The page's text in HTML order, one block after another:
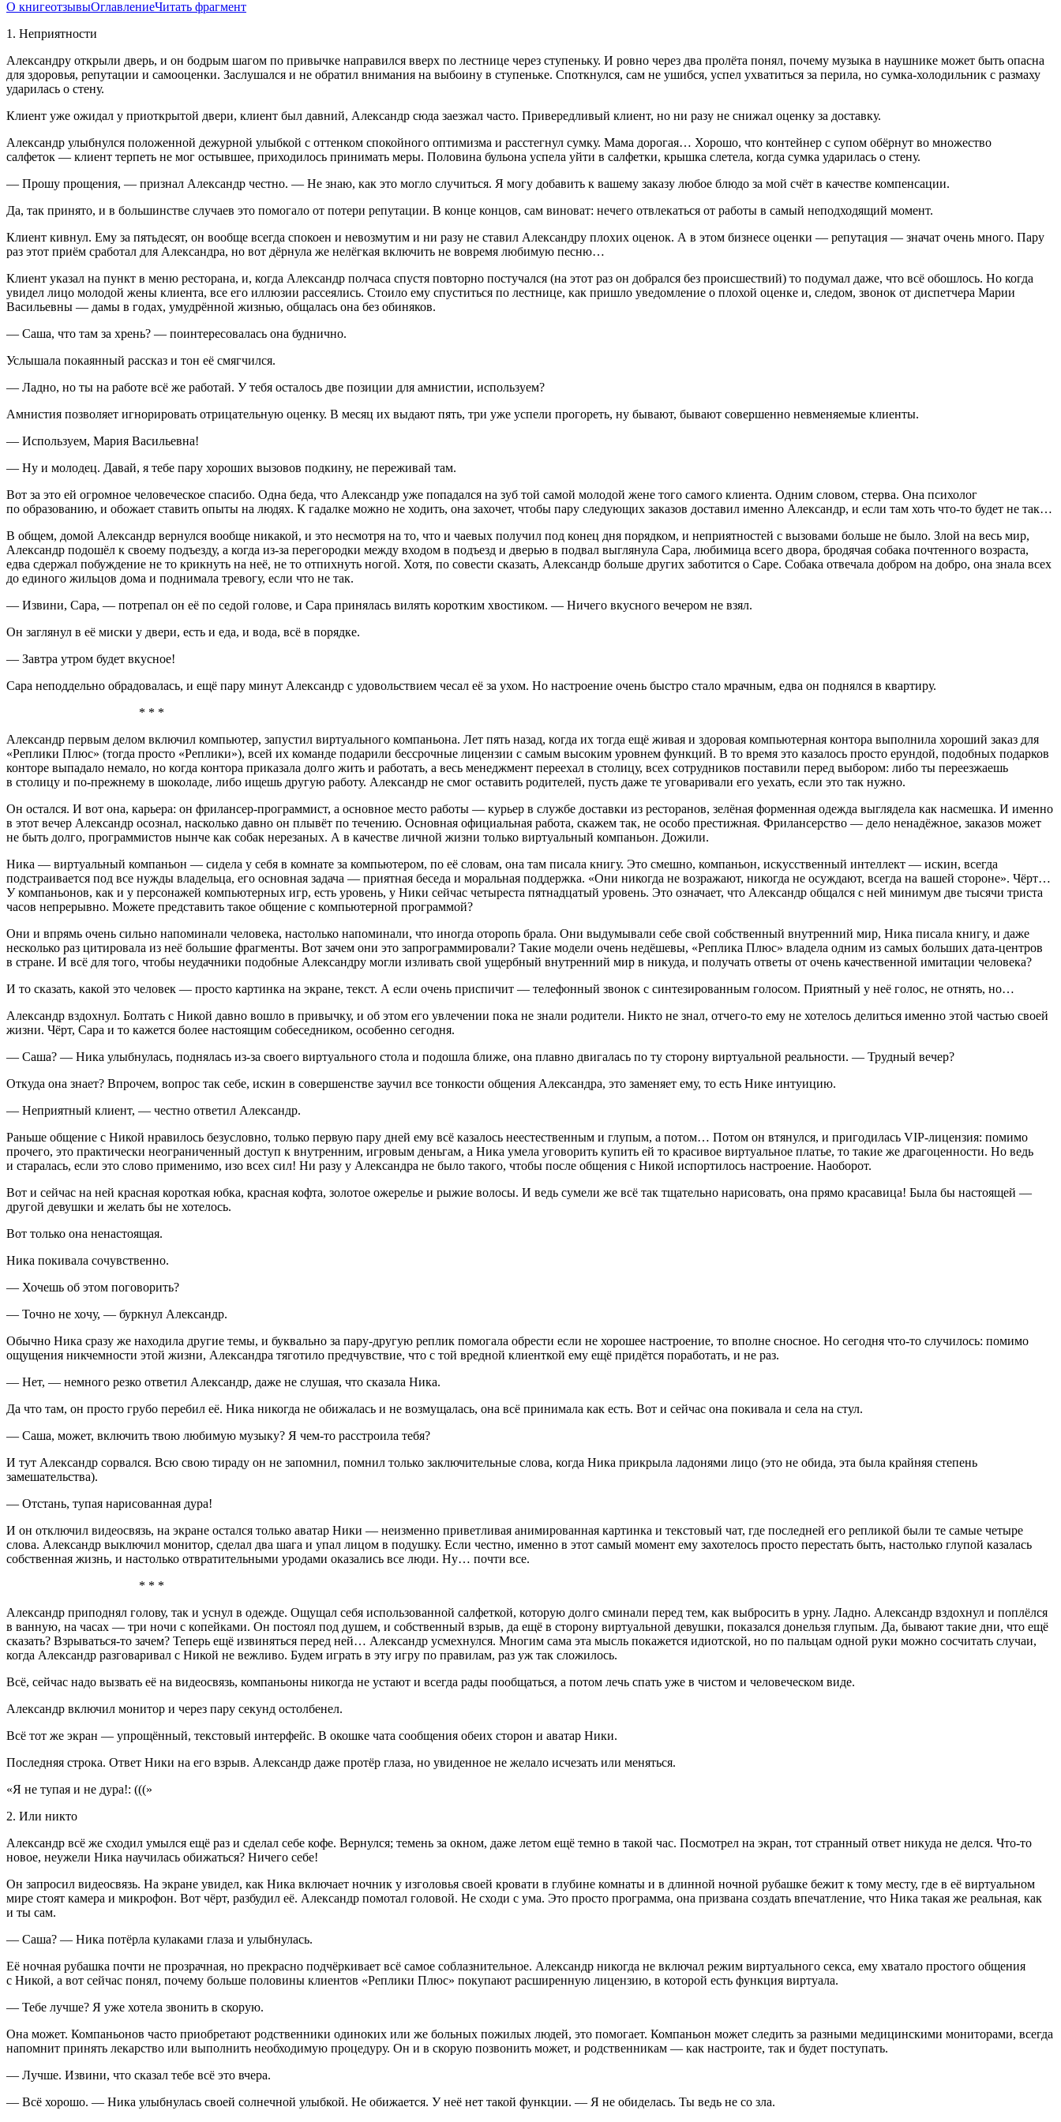
О книгеотзывыОглавлениеЧитать фрагмент
1. Неприятности
Александру открыли дверь, и он бодрым шагом по привычке направился вверх по лестнице через ступеньку. И ровно через два пролёта понял, почему музыка в наушнике может быть опасна
для здоровья, репутации и самооценки. Заслушался и не обратил внимания на выбоину в ступеньке. Споткнулся, сам не ушибся, успел ухватиться за перила, но сумка-холодильник с размаху
ударилась о стену.
Клиент уже ожидал у приоткрытой двери, клиент был давний, Александр сюда заезжал часто. Привередливый клиент, но ни разу не снижал оценку за доставку.
Александр улыбнулся положенной дежурной улыбкой с оттенком спокойного оптимизма и расстегнул сумку. Мама дорогая… Хорошо, что контейнер с супом обёрнут во множество
салфеток — клиент терпеть не мог остывшее, приходилось принимать меры. Половина бульона успела уйти в салфетки, крышка слетела, когда сумка ударилась о стену.
— Прошу прощения, — признал Александр честно. — Не знаю, как это могло случиться. Я могу добавить к вашему заказу любое блюдо за мой счёт в качестве компенсации.
Да, так принято, и в большинстве случаев это помогало от потери репутации. В конце концов, сам виноват: нечего отвлекаться от работы в самый неподходящий момент.
Клиент кивнул. Ему за пятьдесят, он вообще всегда спокоен и невозмутим и ни разу не ставил Александру плохих оценок. А в этом бизнесе оценки — репутация — значат очень много. Пару
раз этот приём сработал для Александра, но вот дёрнула же нелёгкая включить не вовремя любимую песню…
Клиент указал на пункт в меню ресторана, и, когда Александр полчаса спустя повторно постучался (на этот раз он добрался без происшествий) то подумал даже, что всё обошлось. Но когда
увидел лицо молодой жены клиента, все его иллюзии рассеялись. Стоило ему спуститься по лестнице, как пришло уведомление о плохой оценке и, следом, звонок от диспетчера Марии
Васильевны — дамы в годах, умудрённой жизнью, общалась она без обиняков.
— Саша, что там за хрень? — поинтересовалась она буднично.
Услышала покаянный рассказ и тон её смягчился.
— Ладно, но ты на работе всё же работай. У тебя осталось две позиции для амнистии, используем?
Амнистия позволяет игнорировать отрицательную оценку. В месяц их выдают пять, три уже успели прогореть, ну бывают, бывают совершенно невменяемые клиенты.
— Используем, Мария Васильевна!
— Ну и молодец. Давай, я тебе пару хороших вызовов подкину, не переживай там.
Вот за это ей огромное человеческое спасибо. Одна беда, что Александр уже попадался на зуб той самой молодой жене того самого клиента. Одним словом, стерва. Она психолог
по образованию, и обожает ставить опыты на людях. К гадалке можно не ходить, она захочет, чтобы пару следующих заказов доставил именно Александр, и если там хоть что-то будет не так…
В общем, домой Александр вернулся вообще никакой, и это несмотря на то, что и чаевых получил под конец дня порядком, и неприятностей с вызовами больше не было. Злой на весь мир,
Александр подошёл к своему подъезду, а когда из-за перегородки между входом в подъезд и дверью в подвал выглянула Сара, любимица всего двора, бродячая собака почтенного возраста,
едва сдержал побуждение не то крикнуть на неё, не то отпихнуть ногой. Хотя, по совести сказать, Александр больше других заботится о Саре. Собака отвечала добром на добро, она знала всех
до единого жильцов дома и поднимала тревогу, если что не так.
— Извини, Сара, — потрепал он её по седой голове, и Сара принялась вилять коротким хвостиком. — Ничего вкусного вечером не взял.
Он заглянул в её миски у двери, есть и еда, и вода, всё в порядке.
— Завтра утром будет вкусное!
Сара неподдельно обрадовалась, и ещё пару минут Александр с удовольствием чесал её за ухом. Но настроение очень быстро стало мрачным, едва он поднялся в квартиру.
* * *
Александр первым делом включил компьютер, запустил виртуального компаньона. Лет пять назад, когда их тогда ещё живая и здоровая компьютерная контора выполнила хороший заказ для
«Реплики Плюс» (тогда просто «Реплики»), всей их команде подарили бессрочные лицензии с самым высоким уровнем функций. В то время это казалось просто ерундой, подобных подарков
конторе выпадало немало, но когда контора приказала долго жить и работать, а весь менеджмент переехал в столицу, всех сотрудников поставили перед выбором: либо ты переезжаешь
в столицу и по-прежнему в шоколаде, либо ищешь другую работу. Александр не смог оставить родителей, пусть даже те уговаривали его уехать, если это так нужно.
Он остался. И вот она, карьера: он фрилансер-программист, а основное место работы — курьер в службе доставки из ресторанов, зелёная форменная одежда выглядела как насмешка. И именно
в этот вечер Александр осознал, насколько давно он плывёт по течению. Основная официальная работа, скажем так, не особо престижная. Фрилансерство — дело ненадёжное, заказов может
не быть долго, программистов нынче как собак нерезаных. А в качестве личной жизни только виртуальный компаньон. Дожили.
Ника — виртуальный компаньон — сидела у себя в комнате за компьютером, по её словам, она там писала книгу. Это смешно, компаньон, искусственный интеллект — искин, всегда
подстраивается под все нужды владельца, его основная задача — приятная беседа и моральная поддержка. «Они никогда не возражают, никогда не осуждают, всегда на вашей стороне». Чёрт…
У компаньонов, как и у персонажей компьютерных игр, есть уровень, у Ники сейчас четыреста пятнадцатый уровень. Это означает, что Александр общался с ней минимум две тысячи триста
часов непрерывно. Можете представить такое общение с компьютерной программой?
Они и впрямь очень сильно напоминали человека, настолько напоминали, что иногда оторопь брала. Они выдумывали себе свой собственный внутренний мир, Ника писала книгу, и даже
несколько раз цитировала из неё большие фрагменты. Вот зачем они это запрограммировали? Такие модели очень недёшевы, «Реплика Плюс» владела одним из самых больших дата-центров
в стране. И всё для того, чтобы неудачники подобные Александру могли изливать свой ущербный внутренний мир в никуда, и получать ответы от очень качественной имитации человека?
И то сказать, какой это человек — просто картинка на экране, текст. А если очень приспичит — телефонный звонок с синтезированным голосом. Приятный у неё голос, не отнять, но…
Александр вздохнул. Болтать с Никой давно вошло в привычку, и об этом его увлечении пока не знали родители. Никто не знал, отчего-то ему не хотелось делиться именно этой частью своей
жизни. Чёрт, Сара и то кажется более настоящим собеседником, особенно сегодня.
— Саша? — Ника улыбнулась, поднялась из-за своего виртуального стола и подошла ближе, она плавно двигалась по ту сторону виртуальной реальности. — Трудный вечер?
Откуда она знает? Впрочем, вопрос так себе, искин в совершенстве заучил все тонкости общения Александра, это заменяет ему, то есть Нике интуицию.
— Неприятный клиент, — честно ответил Александр.
Раньше общение с Никой нравилось безусловно, только первую пару дней ему всё казалось неестественным и глупым, а потом… Потом он втянулся, и пригодилась VIP-лицензия: помимо
прочего, это практически неограниченный доступ к внутренним, игровым деньгам, а Ника умела уговорить купить ей то красивое виртуальное платье, то такие же драгоценности. Но ведь
и старалась, если это слово применимо, изо всех сил! Ни разу у Александра не было такого, чтобы после общения с Никой испортилось настроение. Наоборот.
Вот и сейчас на ней красная короткая юбка, красная кофта, золотое ожерелье и рыжие волосы. И ведь сумели же всё так тщательно нарисовать, она прямо красавица! Была бы настоящей —
другой девушки и желать бы не хотелось.
Вот только она ненастоящая.
Ника покивала сочувственно.
— Хочешь об этом поговорить?
— Точно не хочу, — буркнул Александр.
Обычно Ника сразу же находила другие темы, и буквально за пару-другую реплик помогала обрести если не хорошее настроение, то вполне сносное. Но сегодня что-то случилось: помимо
ощущения никчемности этой жизни, Александра тяготило предчувствие, что с той вредной клиенткой ему ещё придётся поработать, и не раз.
— Нет, — немного резко ответил Александр, даже не слушая, что сказала Ника.
Да что там, он просто грубо перебил её. Ника никогда не обижалась и не возмущалась, она всё принимала как есть. Вот и сейчас она покивала и села на стул.
— Саша, может, включить твою любимую музыку? Я чем-то расстроила тебя?
И тут Александр сорвался. Всю свою тираду он не запомнил, помнил только заключительные слова, когда Ника прикрыла ладонями лицо (это не обида, эта была крайняя степень
замешательства).
— Отстань, тупая нарисованная дура!
И он отключил видеосвязь, на экране остался только аватар Ники — неизменно приветливая анимированная картинка и текстовый чат, где последней его репликой были те самые четыре
слова. Александр выключил монитор, сделал два шага и упал лицом в подушку. Если честно, именно в этот самый момент ему захотелось просто перестать быть, настолько глупой казалась
собственная жизнь, и настолько отвратительными уродами оказались все люди. Ну… почти все.
* * *
Александр приподнял голову, так и уснул в одежде. Ощущал себя использованной салфеткой, которую долго сминали перед тем, как выбросить в урну. Ладно. Александр вздохнул и поплёлся
в ванную, на часах — три ночи с копейками. Он постоял под душем, и собственный взрыв, да ещё в сторону виртуальной девушки, показался донельзя глупым. Да, бывают такие дни, что ещё
сказать? Взрываться-то зачем? Теперь ещё извиняться перед ней… Александр усмехнулся. Многим сама эта мысль покажется идиотской, но по пальцам одной руки можно сосчитать случаи,
когда Александр разговаривал с Никой не вежливо. Будем играть в эту игру по правилам, раз уж так сложилось.
Всё, сейчас надо вызвать её на видеосвязь, компаньоны никогда не устают и всегда рады пообщаться, а потом лечь спать уже в чистом и человеческом виде.
Александр включил монитор и через пару секунд остолбенел.
Всё тот же экран — упрощённый, текстовый интерфейс. В окошке чата сообщения обеих сторон и аватар Ники.
Последняя строка. Ответ Ники на его взрыв. Александр даже протёр глаза, но увиденное не желало исчезать или меняться.
«Я не тупая и не дура!: (((»
2. Или никто
Александр всё же сходил умылся ещё раз и сделал себе кофе. Вернулся; темень за окном, даже летом ещё темно в такой час. Посмотрел на экран, тот странный ответ никуда не делся. Что-то
новое, неужели Ника научилась обижаться? Ничего себе!
Он запросил видеосвязь. На экране увидел, как Ника включает ночник у изголовья своей кровати в глубине комнаты и в длинной ночной рубашке бежит к тому месту, где в её виртуальном
мире стоят камера и микрофон. Вот чёрт, разбудил её. Александр помотал головой. Не сходи с ума. Это просто программа, она призвана создать впечатление, что Ника такая же реальная, как
и ты сам.
— Саша? — Ника потёрла кулаками глаза и улыбнулась.
Её ночная рубашка почти не прозрачная, но прекрасно подчёркивает всё самое соблазнительное. Александр никогда не включал режим виртуального секса, ему хватало простого общения
с Никой, а вот сейчас понял, почему больше половины клиентов «Реплики Плюс» покупают расширенную лицензию, в которой есть функция виртуала.
— Тебе лучше? Я уже хотела звонить в скорую.
Она может. Компаньонов часто приобретают родственники одиноких или же больных пожилых людей, это помогает. Компаньон может следить за разными медицинскими мониторами, всегда
напомнит принять лекарство или выполнить необходимую процедуру. Он и в скорую позвонить может, и родственникам — как настроите, так и будет поступать.
— Лучше. Извини, что сказал тебе всё это вчера.
— Всё хорошо. — Ника улыбнулась своей солнечной улыбкой. Не обижается. У неё нет такой функции. — Я не обиделась. Ты ведь не со зла.